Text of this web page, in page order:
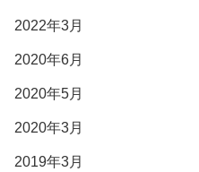
2022年3月
2020年6月
2020年5月
2020年3月
2019年3月